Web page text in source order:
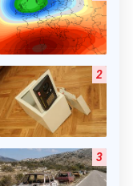
2
3